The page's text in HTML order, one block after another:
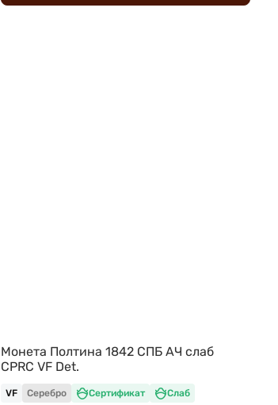
Монета Полтина 1842 СПБ АЧ слаб
CPRC VF Det.
VF Серебро Сертификат Слаб